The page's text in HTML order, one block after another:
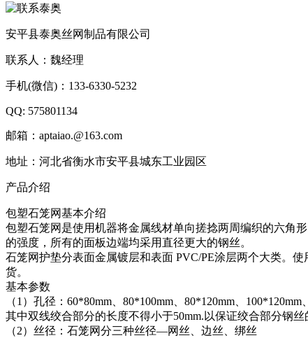
安平县泰奥丝网制品有限公司
联系人：魏经理
手机(微信)：133-6330-5232
QQ: 575801134
邮箱：aptaiao.@163.com
地址：河北省衡水市安平县城东工业园区
产品介绍
包塑石笼网基本介绍
包塑石笼网是使用机器将金属线材单向搓捻两周编织的六角
的强度，所有的面板边端均采用直径更大的钢丝。
石笼网护垫分表面金属镀层和表面 PVC/PE涂层两个大类。
货。
基本参数
（1）孔径：60*80mm、80*100mm、80*120mm、100*120mm
其中双线绞合部分的长度不得小于50mm.以保证绞合部分钢丝
（2）丝径：石笼网分三种丝径—网丝、边丝、绑丝